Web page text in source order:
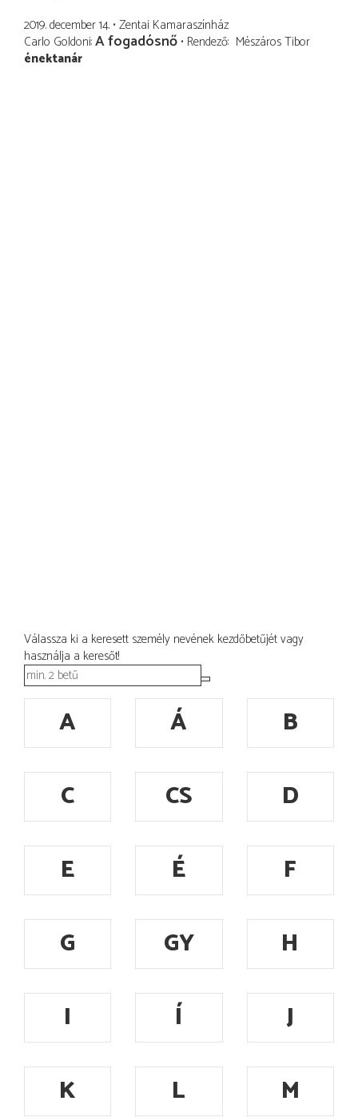
2019. december 14. Zentai Kamaraszínház
Carlo Goldoni A fogadósnő Rendező Mészáros Tibor
énektanár
Válassza ki a keresett személy nevének kezdőbetűjét vagy
használja a keresőt!
A Á
B
C
CS
D
E
É
F
G
GY
H
I
Í
J
K
L M